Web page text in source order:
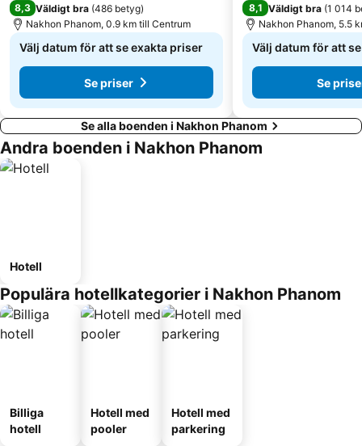
8,3 Väldigt bra (486 betyg)
Nakhon Phanom, 0.9 km till Centrum
Välj datum för att se exakta priser
Se priser
8,1 Väldigt bra (1 014
Nakhon Phanom, 5.5
Välj datum för att
Se
Se alla boenden i Nakhon Phanom
Andra boenden i Nakhon Phanom
Hotell
Populära hotellkategorier i Nakhon Phanom
Billiga
hotell
Hotell med
pooler
Hotell med
parkering